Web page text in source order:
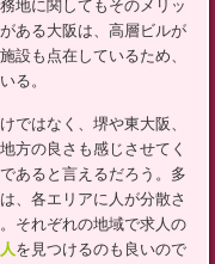
地に関してもそのメリッ
ある大阪は、高層ビルが
設も点在しているため、
る。
ではなく、堺や東大阪、
方の良さも感じさせてく
あると言えるだろう。多
、各エリアに人が分散さ
それぞれの地域で求人の
を見つけるのも良いので